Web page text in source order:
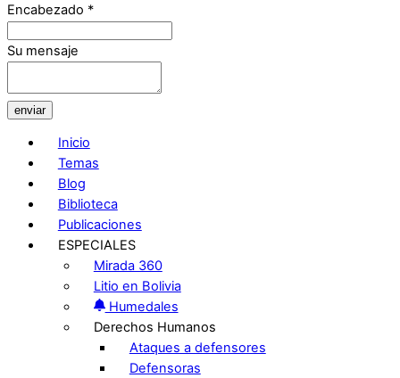
Encabezado *
Su mensaje
enviar
Inicio
Temas
Blog
Biblioteca
Publicaciones
ESPECIALES
Mirada 360
Litio en Bolivia
Humedales
Derechos Humanos
Ataques a defensores
Defensoras